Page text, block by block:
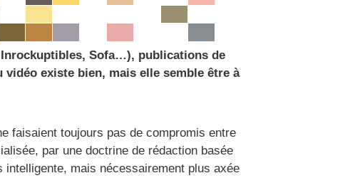
Sofa…), publications de
existe bien, mais elle semble être à
faisaient toujours pas de compromis entre
par une doctrine de rédaction basée
mais nécessairement plus axée